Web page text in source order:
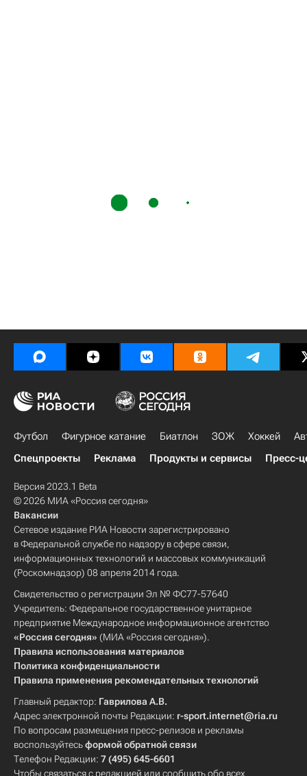
Футбол Фигурное катание Биатлон ЗОЖ Хоккей
Спецпроекты
Реклама Продукты и сервисы Пресс-
Версия 2023.1 Beta
© 2026 МИА «Россия сегодня»
Вакансии
Сетевое издание РИА Новости зарегистрировано
в Федеральной службе по надзору в сфере связи,
информационных технологий и массовых коммуникаций
(Роскомнадзор) 08 апреля 2014 года.
Свидетельство о регистрации Эл № ФС77-57640
Учредитель: Федеральное государственное унитарное
предприятие Международное информационное агентство
«Россия сегодня» (МИА «Россия сегодня»).
Правила использования материалов
Политика конфиденциальности
Правила применения рекомендательных технологий
Главный редактор: Гаврилова А.В.
Адрес электронной почты Редакции: r-sport.internet@ria.ru
По вопросам размещения пресс-релизов и рекламы
воспользуйтесьформой обратной связи
Телефон Редакции: 7 (495) 645-6601
Чтобы связаться с редакцией или сообщить обо всех